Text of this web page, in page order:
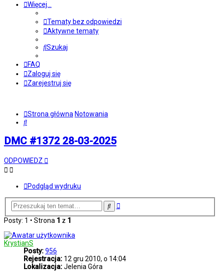
Więcej…
Tematy bez odpowiedzi
Aktywne tematy
Szukaj
FAQ
Zaloguj się
Zarejestruj się
Strona główna Notowania
Szukaj
DMC #1372 28-03-2025
ODPOWIEDZ
Podgląd wydruku
SzukajWyszukiwanie
Posty: 1 • Strona 1 z 1
KrystianS
Posty:956
Rejestracja: 12 gru 2010, o 14:04
Lokalizacja:Jelenia Góra